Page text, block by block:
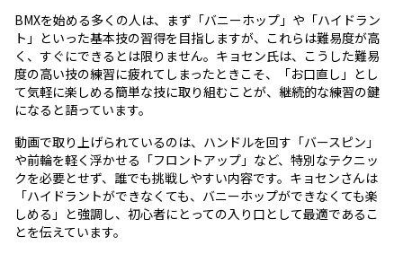
BMXを始める多くの人は、まず「バニーホップ」や「ハイドラン
ト」といった基本技の習得を目指しますが、これらは難易度が高
く、すぐにできるとは限りません。キョセン氏は、こうした難易
度の高い技の練習に疲れてしまったときこそ、「お口直し」とし
て気軽に楽しめる簡単な技に取り組むことが、継続的な練習の鍵
になると語っています。
動画で取り上げられているのは、ハンドルを回す「バースピン」
や前輪を軽く浮かせる「フロントアップ」など、特別なテクニッ
クを必要とせず、誰でも挑戦しやすい内容です。キョセンさんは
「ハイドラントができなくても、バニーホップができなくても楽
しめる」と強調し、初心者にとっての入り口として最適であるこ
とを伝えています。